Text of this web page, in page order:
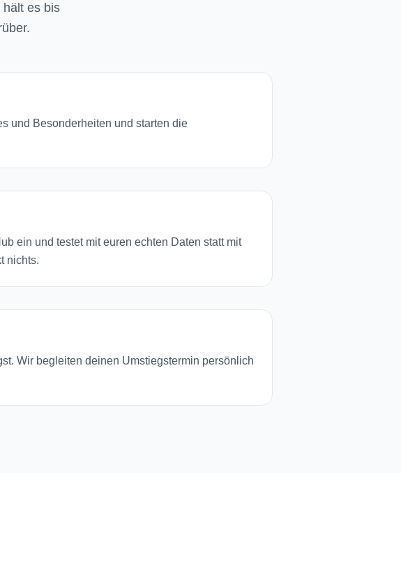
hält es bis
und Besonderheiten und starten die
ein und testet mit euren echten Daten statt mit
nichts.
Wir begleiten deinen Umstiegstermin persönlich